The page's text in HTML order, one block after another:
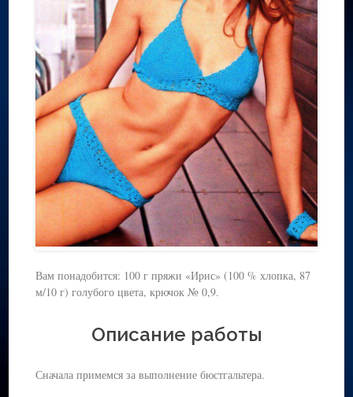
Вам понадобится: 100 г пряжи «Ирис» (100 % хлопка, 87
м/10 г) голубого цвета, крючок № 0,9.
Описание работы
Сначала примемся за выполнение бюстгальтера.